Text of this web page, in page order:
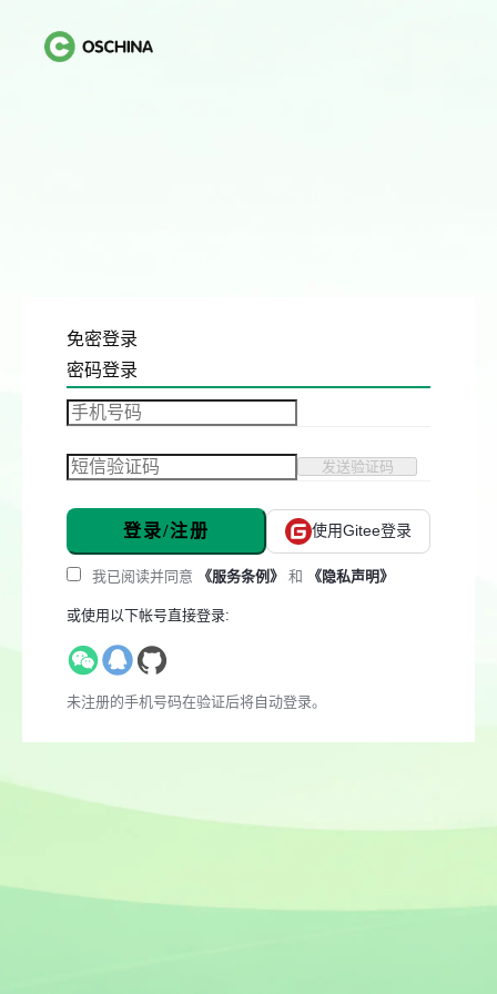
免密登录
密码登录
发送验证码
登录/注册 使用Gitee登录
我已阅读并同意 《服务条例》 和 《隐私声明》
或使用以下帐号直接登录:
未注册的手机号码在验证后将自动登录。